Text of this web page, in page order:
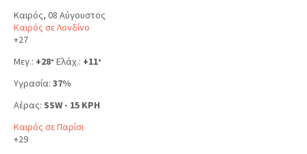
Καιρός, 08 Αύγουστος
Καιρός σε Λονδίνο
+27
Μεγ.: +28° Ελάχ.: +11°
Υγρασία: 37%
Αέρας: SSW - 15 KPH
Καιρός σε Παρίσι
+29